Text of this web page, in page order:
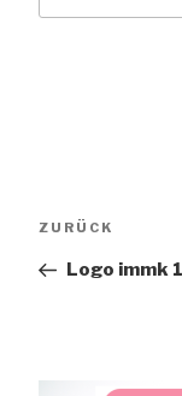
Vorheriger
ZURÜCK
Logo immk